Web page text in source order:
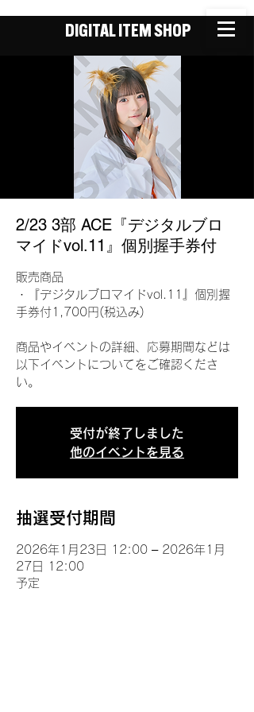
DIGITAL ITEM SHOP
2/23 3部 ACE『デジタルブロ
マイドvol.11』個別握手券付
販売商品
・『デジタルブロマイドvol.11』個別握
手券付1,700円(税込み)
商品やイベントの詳細、応募期間などは
以下イベントについてをご確認くださ
い。
受付が終了しました
他のイベントを見る
抽選受付期間
2026年1月23日 12:00 – 2026年1月
27日 12:00
予定